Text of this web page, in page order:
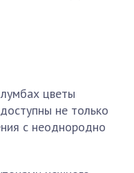
цветы
не только
с неоднородно